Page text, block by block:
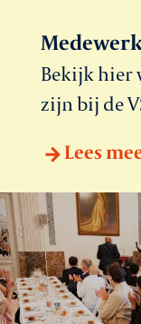
Bekijk hier
zijn bij de
Lees